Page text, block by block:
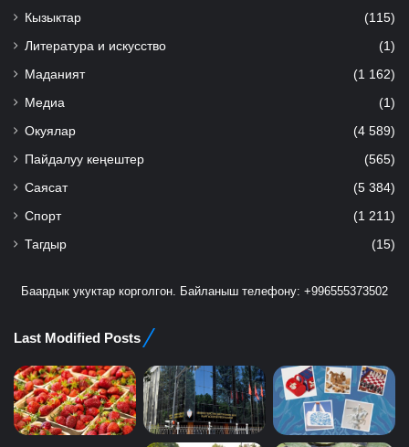
Кызыктар (115)
Литература и искусство (1)
Маданият (1 162)
Медиа (1)
Окуялар (4 589)
Пайдалуу кеңештер (565)
Саясат (5 384)
Спорт (1 211)
Тагдыр (15)
Баардык укуктар корголгон. Байланыш телефону: +996555373502
Last Modified Posts